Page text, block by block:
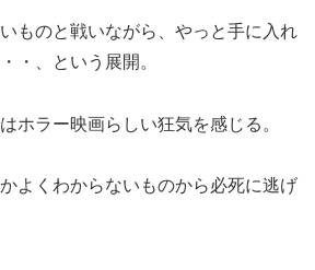
ものと戦いながら、やっと手に入れ
・、という展開。
ホラー映画らしい狂気を感じる。
よくわからないものから必死に逃げ